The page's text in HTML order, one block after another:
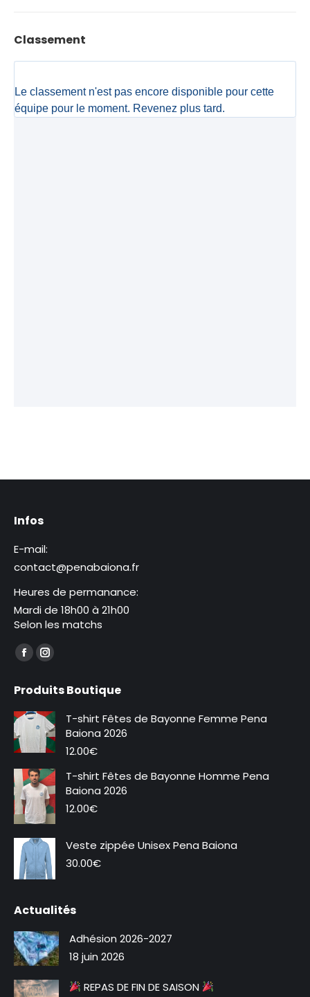
Classement
Infos
E-mail:
contact@penabaiona.fr
Heures de permanance:
Mardi de 18h00 à 21h00
Selon les matchs
Trouvez nous sur :
La
Facebook
s'ouvre
dans
une
nouvelle
fenêtre
La
Instagram
s'ouvre
dans
une
nouvelle
fenêtre
Produits Boutique
T-shirt Fêtes de Bayonne Femme Pena
Baiona 2026
12.00€
T-shirt Fêtes de Bayonne Homme Pena
Baiona 2026
12.00€
Veste zippée Unisex Pena Baiona
30.00€
Actualités
Adhésion 2026-2027
18 juin 2026
REPAS DE FIN DE SAISON